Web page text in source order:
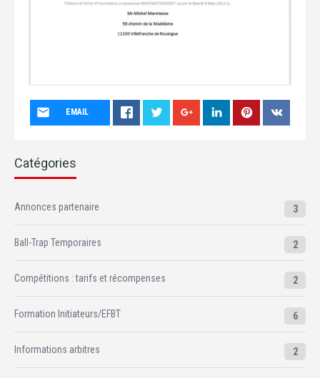
EMAIL
Catégories
Annonces partenaire 3
Ball-Trap Temporaires 2
Compétitions : tarifs et récompenses 2
Formation Initiateurs/EFBT 6
Informations arbitres 2